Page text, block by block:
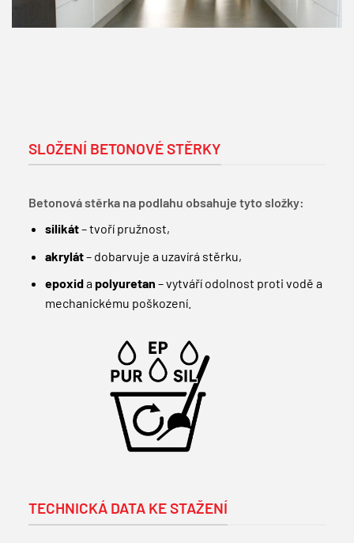
SLOŽENÍ BETONOVÉ STĚRKY
Betonová stěrka na podlahu obsahuje tyto složky:
silikát– tvoří pružnost,
akrylát– dobarvuje a uzavírá stěrku,
epoxida polyuretan – vytváří odolnost proti vodě a
mechanickému poškození.
TECHNICKÁ DATA KE STAŽENÍ